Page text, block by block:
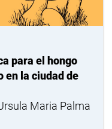
para el hongo
en la ciudad de
Maria Palma